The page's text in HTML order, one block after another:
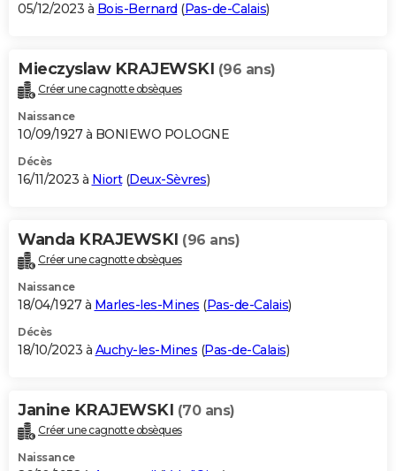
05/12/2023 à Bois-Bernard (Pas-de-Calais)
Mieczyslaw KRAJEWSKI (96 ans)
Créer une cagnotte obsèques
Naissance
10/09/1927 à BONIEWO POLOGNE
Décès
16/11/2023 à Niort(Deux-Sèvres)
Wanda KRAJEWSKI (96 ans)
Créer une cagnotte obsèques
Naissance
18/04/1927 à Marles-les-Mines (Pas-de-Calais)
Décès
18/10/2023 à Auchy-les-Mines (Pas-de-Calais)
Janine KRAJEWSKI (70 ans)
Créer une cagnotte obsèques
Naissance